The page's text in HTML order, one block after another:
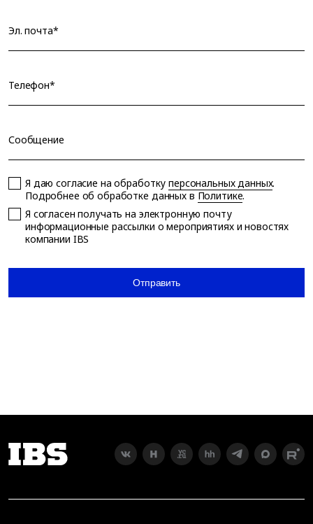
Эл. почта*
Телефон*
Сообщение
Я даю согласие на обработкуперсональных данных.
Подробнее об обработке данных в Политике.
Я согласен получать на электронную почту
информационные рассылки о мероприятиях и новостях
компании IBS
Отправить